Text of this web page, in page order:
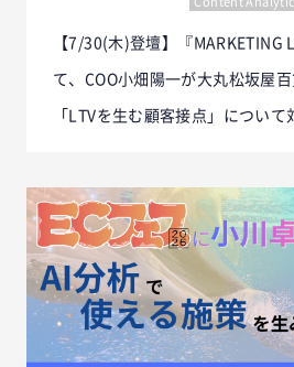
【7/30(木)登壇】『MARKETING
て、COO小畑陽一が大丸松坂屋
「LTVを生む顧客接点」について